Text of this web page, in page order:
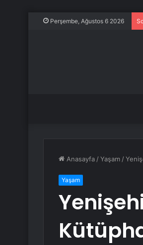
Perşembe, Ağustos 6 2026
Anasayfa /Yaşam /
Yaşam